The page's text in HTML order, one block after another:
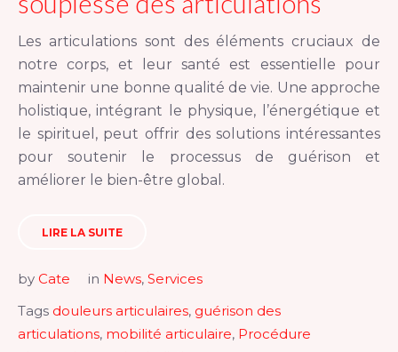
Les articulations sont des éléments cruciaux de
notre corps, et leur santé est essentielle pour
maintenir une bonne qualité de vie. Une approche
holistique, intégrant le physique, l’énergétique et
le spirituel, peut offrir des solutions intéressantes
pour soutenir le processus de guérison et
améliorer le bien-être global.
LIRE LA SUITE
by Cate in News, Services
Tags douleurs articulaires, guérison des
articulations, mobilité articulaire, Procédure